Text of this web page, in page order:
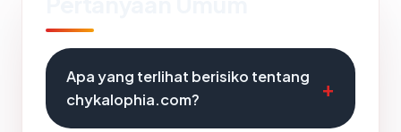
Apa yang terlihat berisiko tentang
chykalophia.com?